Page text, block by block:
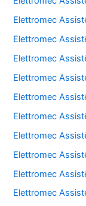
Elettromec
Elettromec
Elettromec
Elettromec
Elettromec
Elettromec
Elettromec
Elettromec
Elettromec
Elettromec